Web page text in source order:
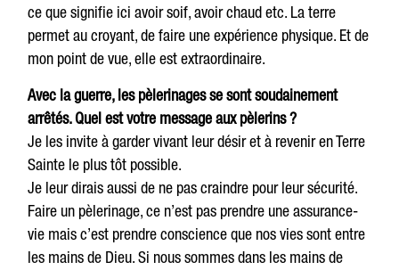
ce que signifie ici avoir soif, avoir chaud etc. La terre
permet au croyant, de faire une expérience physique. Et de
mon point de vue, elle est extraordinaire.
Avec la guerre, les pèlerinages se sont soudainement
arrêtés. Quel est votre message aux pèlerins ?
Je les invite à garder vivant leur désir et à revenir en Terre
Sainte le plus tôt possible.
Je leur dirais aussi de ne pas craindre pour leur sécurité.
Faire un pèlerinage, ce n’est pas prendre une assurance-
vie mais c’est prendre conscience que nos vies sont entre
les mains de Dieu. Si nous sommes dans les mains de